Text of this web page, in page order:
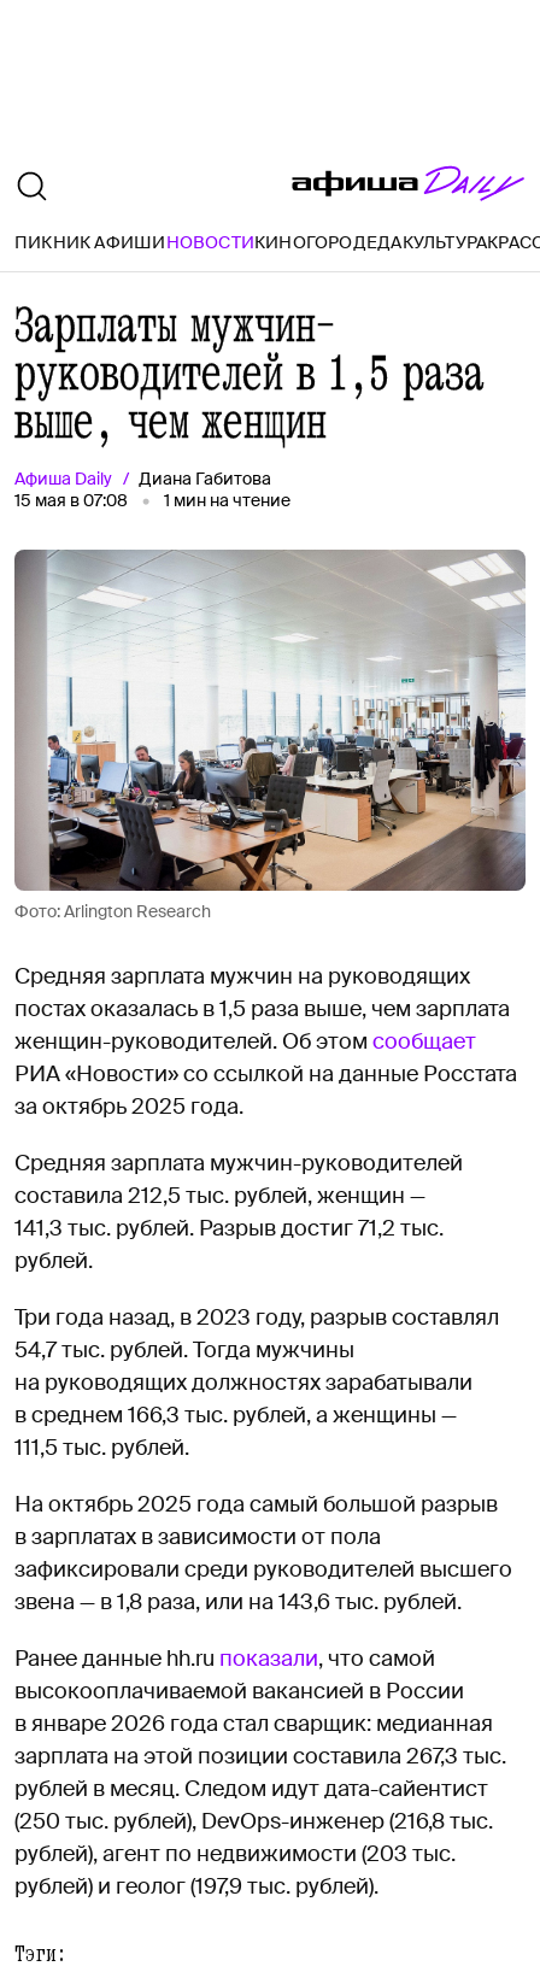
ПИКНИК АФИШИНОВОСТИКИНОГОРОДЕДАКУЛЬТУРА
Зарплаты мужчин-
руководителей в 1,5 раза
выше, чем женщин
Афиша Daily
Диана Габитова
15 мая в 07:08
1 мин на чтение
Фото: Arlington Research
Средняя зарплата мужчин на руководящих
постах оказалась в 1,5 раза выше, чем зарплата
женщин-руководителей. Об этом сообщает
РИА «Новости» со ссылкой на данные Росстата
за октябрь 2025 года.
Средняя зарплата мужчин-руководителей
составила 212,5 тыс. рублей, женщин —
141,3 тыс. рублей. Разрыв достиг 71,2 тыс.
рублей.
Три года назад, в 2023 году, разрыв составлял
54,7 тыс. рублей. Тогда мужчины
на руководящих должностях зарабатывали
в среднем 166,3 тыс. рублей, а женщины —
111,5 тыс. рублей.
На октябрь 2025 года самый большой разрыв
в зарплатах в зависимости от пола
зафиксировали среди руководителей высшего
звена — в 1,8 раза, или на 143,6 тыс. рублей.
Ранее данные hh.ru показали, что самой
высокооплачиваемой вакансией в России
в январе 2026 года стал сварщик: медианная
зарплата на этой позиции составила 267,3 тыс.
рублей в месяц. Следом идут дата-сайентист
(250 тыс. рублей), DevOps-инженер (216,8 тыс.
рублей), агент по недвижимости (203 тыс.
рублей) и геолог (197,9 тыс. рублей).
Тэги: